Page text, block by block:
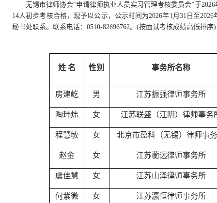
无锡市律师协会“申请律师执业人员实习管理考核委员会”于
14人初步考核合格，现予以公示，公示时间为2026年1月31日至
秘书处联系。联系电话：0510-82696762。(按面试考核成绩高低排序)
姓 名 性别 事务所名称
房建屹 男 江苏振强律师事务所
陶玮炜 女 江苏联盛（江阴）律师事务
程慧敏 女 北京市盈科（无锡）律师事
赵金 女 江苏蘅远律师事务所
虞佳慧 女 江苏山泽律师事务所
何紫微 女 江苏瀛恒律师事务所